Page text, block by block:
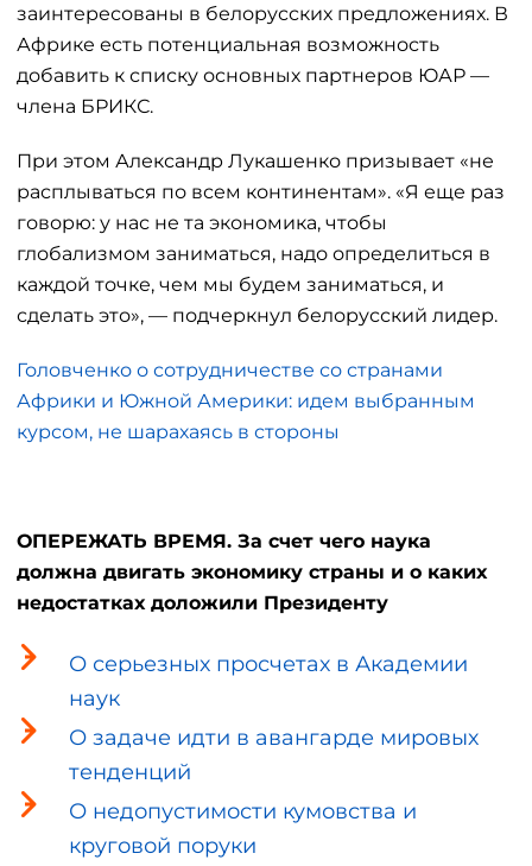
заинтересованы в белорусских предложениях. В
Африке есть потенциальная возможность
добавить к списку основных партнеров ЮАР —
члена БРИКС.
При этом Александр Лукашенко призывает «не
расплываться по всем континентам». «Я еще раз
говорю: у нас не та экономика, чтобы
глобализмом заниматься, надо определиться в
каждой точке, чем мы будем заниматься, и
сделать это», — подчеркнул белорусский лидер.
Головченко о сотрудничестве со странами
Африки и Южной Америки: идем выбранным
курсом, не шарахаясь в стороны
ОПЕРЕЖАТЬ ВРЕМЯ. За счет чего наука
должна двигать экономику страны и о каких
недостатках доложили Президенту
О серьезных просчетах в Академии
наук
О задаче идти в авангарде мировых
тенденций
О недопустимости кумовства и
круговой поруки